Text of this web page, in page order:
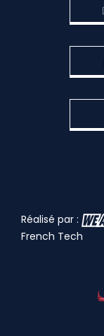
Réalisé par :
French Tech